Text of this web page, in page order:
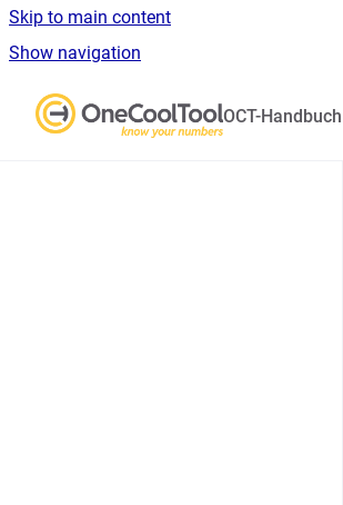
Skip to main content
Show navigation
OCT-Handbuch